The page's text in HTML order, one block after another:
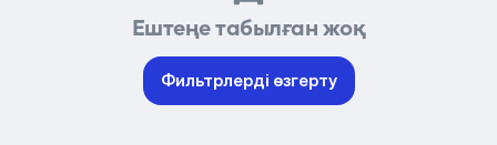
Ештеңе табылған жоқ
Фильтрлерді өзгерту